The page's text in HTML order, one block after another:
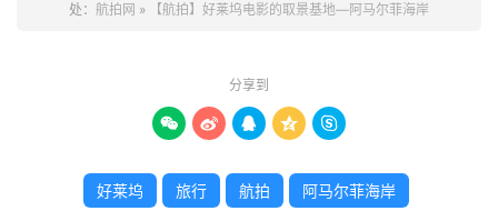
处： 航拍网 » 【航拍】好莱坞电影的取景基地—阿马尔菲海岸
分享到
    
好莱坞 旅行 航拍 阿马尔菲海岸